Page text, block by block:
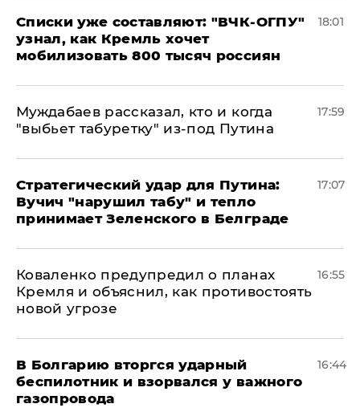
Списки уже составляют: "ВЧК-ОГПУ"
узнал, как Кремль хочет
мобилизовать 800 тысяч россиян
18:01
Муждабаев рассказал, кто и когда
"выбьет табуретку" из-под Путина
17:59
Стратегический удар для Путина:
Вучич "нарушил табу" и тепло
принимает Зеленского в Белграде
17:07
Коваленко предупредил о планах
Кремля и объяснил, как противостоять
новой угрозе
16:55
В Болгарию вторгся ударный
беспилотник и взорвался у важного
газопровода
16:44